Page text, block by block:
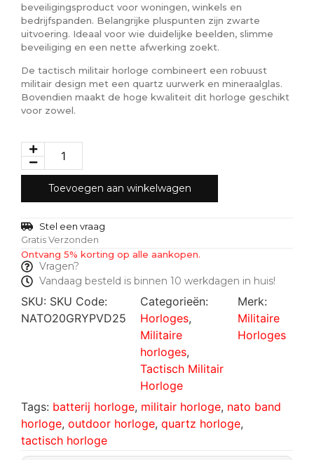
beveiligingsproduct voor woningen, winkels en
bedrijfspanden. Belangrijke pluspunten zijn zwarte
uitvoering. Ideaal voor wie duidelijke beelden, slimme
beveiliging en een nette afwerking zoekt.
De tactisch militair horloge combineert een robuust
militair design met een quartz uurwerk en mineraalglas.
Bovendien maakt de hoge kwaliteit dit horloge geschikt
voor zowel.
Toevoegen aan winkelwagen
Stel een vraag
Gratis Verzonden
Ontvang 5% korting op alle aankopen.
Vragen?
Vandaag besteld is binnen 10 werkdagen in huis!
SKU: SKU Code:
NATO20GRYPVD25
Categorieën:
Horloges,
Militaire
horloges,
Tactisch Militair
Horloge
Merk:
Militaire
Horloges
Tags: batterij horloge, militair horloge, nato band
horloge, outdoor horloge, quartz horloge,
tactisch horloge